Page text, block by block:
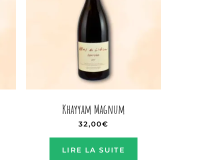
Khayyam Magnum
32,00€
LIRE LA SUITE